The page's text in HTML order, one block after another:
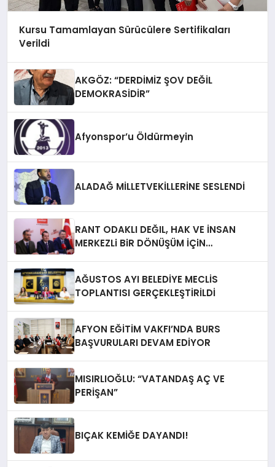
Kursu Tamamlayan Sürücülere Sertifikaları
Verildi
AKGÖZ: “DERDİMİZ ŞOV DEĞİL
DEMOKRASİDİR”
Afyonspor’u Öldürmeyin
ALADAĞ MİLLETVEKİLLERİNE SESLENDİ
RANT ODAKLI DEĞIL, HAK VE İNSAN
MERKEZLi BiR DÖNÜŞÜM İÇiN
AĞUSTOS AYI BELEDİYE MECLİS
TOPLANTISI GERÇEKLEŞTİRİLDİ
AFYON EĞİTİM VAKFI’NDA BURS
BAŞVURULARI DEVAM EDİYOR
MISIRLIOĞLU: “VATANDAŞ AÇ VE
PERİŞAN”
BIÇAK KEMİĞE DAYANDI!